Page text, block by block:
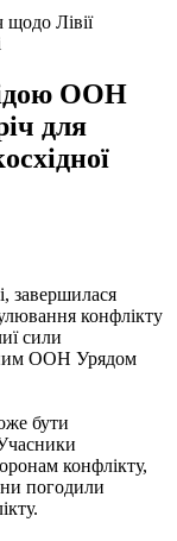
ООН
для
завершилася
конфлікту
сили
ООН Урядом
бути
конфлікту,
погодили